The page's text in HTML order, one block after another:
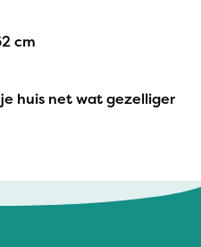
cm
huis net wat gezelliger